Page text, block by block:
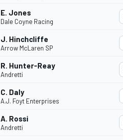
E. Jones
Dale Coyne Racing
J. Hinchcliffe
Arrow McLaren SP
R. Hunter-Reay
Andretti
C. Daly
A.J. Foyt Enterprises
A. Rossi
Andretti